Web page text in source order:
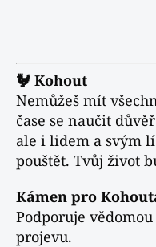
🐓 Kohout
Nemůžeš mít
čase se naučit
ale i lidem a svým
pouštět. Tvůj život
Kámen pro
Podporuje
projevu.